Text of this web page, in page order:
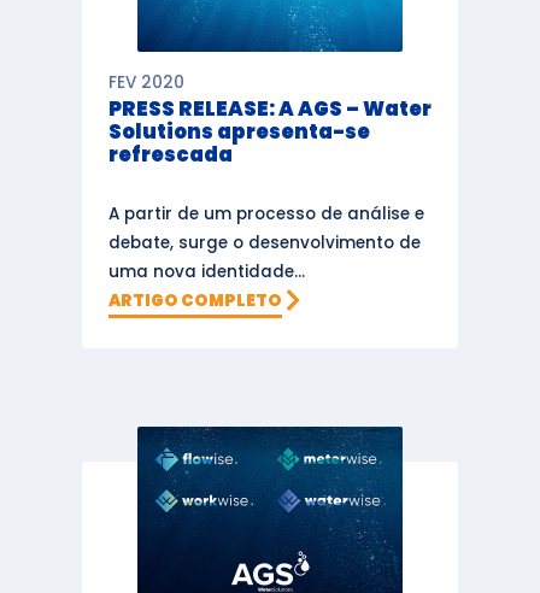
FEV 2020
PRESS RELEASE: A AGS – Water
Solutions apresenta-se
refrescada
A partir de um processo de análise e
debate, surge o desenvolvimento de
uma nova identidade...
ARTIGO COMPLETO